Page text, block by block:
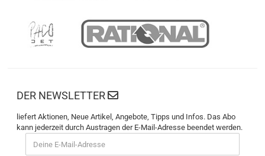
DER NEWSLETTER
liefert Aktionen, Neue Artikel, Angebote, Tipps und Infos. Das Abo
kann jederzeit durch Austragen der E-Mail-Adresse beendet werden.